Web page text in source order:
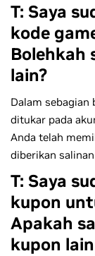
T: Saya
kode
Bolehkah
lain?
Dalam sebagian
ditukar pada
Anda telah
diberikan
T: Saya
kupon
Apakah
kupon